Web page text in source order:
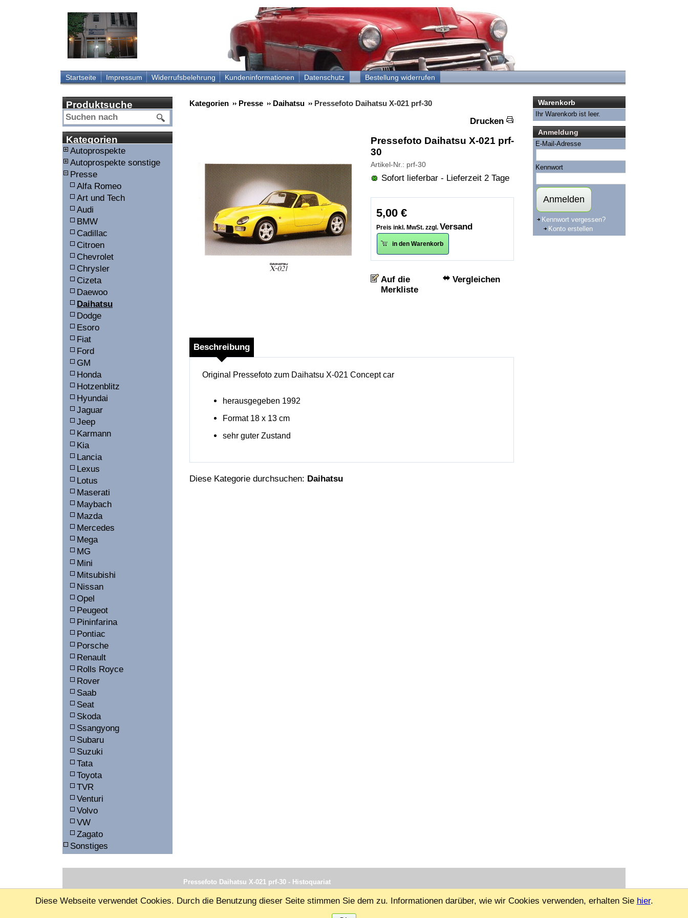
Startseite Impressum Widerrufsbelehrung Kundeninformationen Datenschutz Bestellung widerrufen
Produktsuche
Kategorien
Autoprospekte
Autoprospekte sonstige
Presse
Alfa Romeo
Art und Tech
Audi
BMW
Cadillac
Citroen
Chevrolet
Chrysler
Cizeta
Daewoo
Daihatsu
Dodge
Esoro
Fiat
Ford
GM
Honda
Hotzenblitz
Hyundai
Jaguar
Jeep
Karmann
Kia
Lancia
Lexus
Lotus
Maserati
Maybach
Mazda
Mercedes
Mega
MG
Mini
Mitsubishi
Nissan
Opel
Peugeot
Pininfarina
Pontiac
Porsche
Renault
Rolls Royce
Rover
Saab
Seat
Skoda
Ssangyong
Subaru
Suzuki
Tata
Toyota
TVR
Venturi
Volvo
VW
Zagato
Sonstiges
Warenkorb
Ihr Warenkorb ist leer.
Anmeldung
E-Mail-Adresse
Kennwort
Anmelden
Kennwort vergessen?
Konto erstellen
Kategorien Presse Daihatsu Pressefoto Daihatsu X-021 prf-30
Drucken
Pressefoto Daihatsu X-021 prf-
30
Artikel-Nr.: prf-30
Sofort lieferbar - Lieferzeit 2 Tage
5,00 €
Preis inkl. MwSt. zzgl. Versand
in den Warenkorb
Vergleichen
Beschreibung
Original Pressefoto zum Daihatsu X-021 Concept car
herausgegeben 1992
Format 18 x 13 cm
sehr guter Zustand
Diese Kategorie durchsuchen: Daihatsu
Pressefoto Daihatsu X-021 prf-30 - Histoquariat
Diese Webseite verwendet Cookies. Durch die Benutzung dieser Seite stimmen Sie dem zu. Informationen darüber, wie wir Cookies verwenden, erhalten Sie hier.